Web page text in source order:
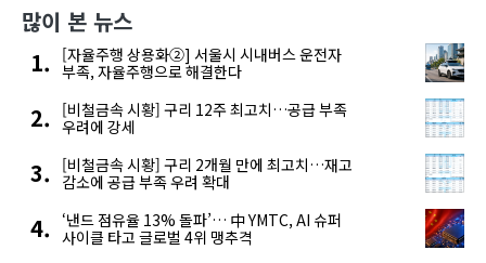
많이 본 뉴스
[자율주행 상용화②] 서울시 시내버스 운전자
부족, 자율주행으로 해결한다
[비철금속 시황] 구리 12주 최고치…공급 부족
우려에 강세
[비철금속 시황] 구리 2개월 만에 최고치…재고
감소에 공급 부족 우려 확대
‘낸드 점유율 13% 돌파’… 中 YMTC, AI 슈퍼
사이클 타고 글로벌 4위 맹추격